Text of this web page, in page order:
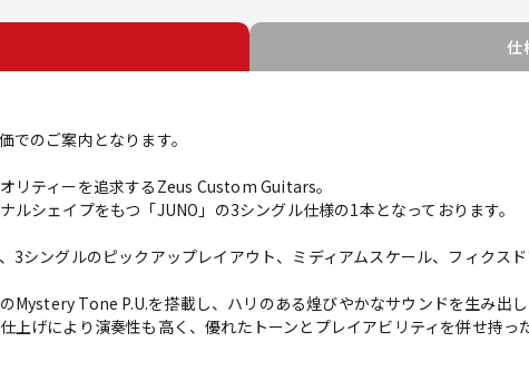
仕
のご案内となります。
リティーを追求するZeus Custom Guitars。
シェイプをもつ「JUNO」の3シングル仕様の1本となっております。
3シングルのピックアップレイアウト、ミディアムスケール、フィクス
Mystery Tone P.U.を搭載し、ハリのある煌びやかなサウンドを生み出し
上げにより演奏性も高く、優れたトーンとプレイアビリティを併せ持っ